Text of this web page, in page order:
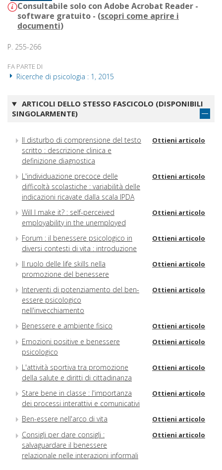
Consultabile solo con Adobe Acrobat Reader -
software gratuito - (scopri come aprire i
documenti)
P. 255-266
FA PARTE DI
Ricerche di psicologia : 1, 2015
ARTICOLI DELLO STESSO FASCICOLO (DISPONIBILI
SINGOLARMENTE)
Il disturbo di comprensione del testo
scritto : descrizione clinica e
definizione diagnostica
Ottieni articolo
L'individuazione precoce delle
difficoltà scolastiche : variabilità delle
indicazioni ricavate dalla scala IPDA
Ottieni articolo
Will I make it? : self-perceived
employability in the unemployed
Ottieni articolo
Forum : il benessere psicologico in
diversi contesti di vita : introduzione
Ottieni articolo
Il ruolo delle life skills nella
promozione del benessere
Ottieni articolo
Interventi di potenziamento del ben-
essere psicologico
nell'invecchiamento
Ottieni articolo
Benessere e ambiente fisico Ottieni articolo
Emozioni positive e benessere
psicologico
Ottieni articolo
L'attività sportiva tra promozione
della salute e diritti di cittadinanza
Ottieni articolo
Stare bene in classe : l'importanza
dei processi interattivi e comunicativi
Ottieni articolo
Ben-essere nell'arco di vita Ottieni articolo
Consigli per dare consigli :
salvaguardare il benessere
relazionale nelle interazioni informali
Ottieni articolo